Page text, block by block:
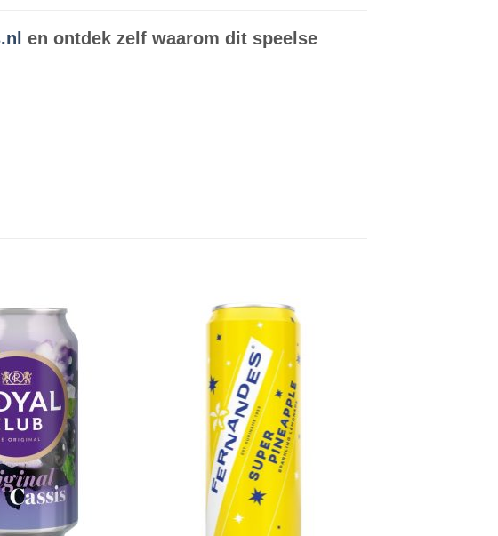
en ontdek zelf waarom dit speelse
Toevoegen
verlanglijst
Toevoegen